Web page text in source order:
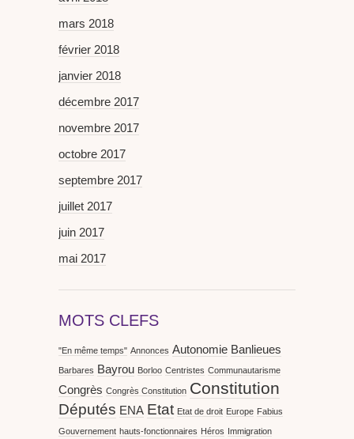
mars 2018
février 2018
janvier 2018
décembre 2017
novembre 2017
octobre 2017
septembre 2017
juillet 2017
juin 2017
mai 2017
MOTS CLEFS
"En même temps" Annonces Autonomie Banlieues
Barbares Bayrou Borloo Centristes Communautarisme
Congrès Congrès Constitution Constitution
Députés ENA Etat Etat de droit Europe Fabius
Gouvernement hauts-fonctionnaires Héros Immigration